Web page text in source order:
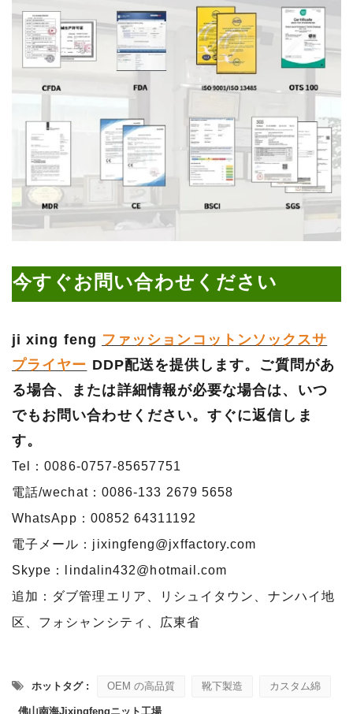
今すぐお問い合わせください
ji xing feng ファッションコットンソックスサ
プライヤー DDP配送を提供します。ご質問があ
る場合、または詳細情報が必要な場合は、いつ
でもお問い合わせください。すぐに返信しま
す。
Tel：0086-0757-85657751
電話/wechat：0086-133 2679 5658
WhatsApp：00852 64311192
電子メール：jixingfeng@jxffactory.com
Skype：lindalin432@hotmail.com
追加：ダブ管理エリア、リシュイタウン、ナンハイ地
区、フォシャンシティ、広東省
ホットタグ : OEM の高品質 靴下製造 カスタム綿
佛山南海Jixingfengニット工場